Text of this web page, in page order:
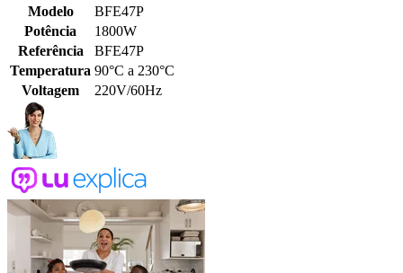
Modelo
BFE47P
Potência
1800W
Referência
BFE47P
Temperatura 90°C a 230°C
Voltagem
220V/60Hz